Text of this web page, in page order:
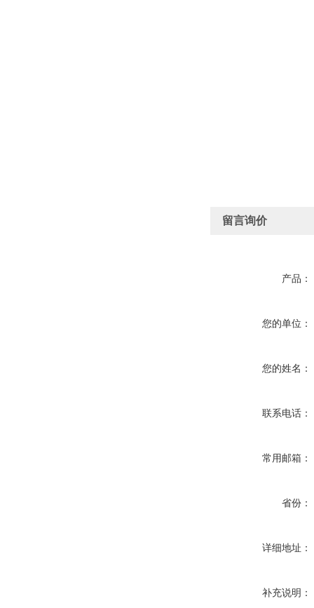
留言询价
产品：
您的单位：
您的姓名：
联系电话：
常用邮箱：
省份：
详细地址：
补充说明：